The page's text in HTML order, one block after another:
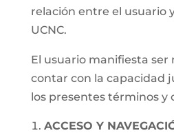
relación entre el usuario
UCNC.
El usuario manifiesta ser
contar con la capacidad
los presentes términos y
ACCESO Y